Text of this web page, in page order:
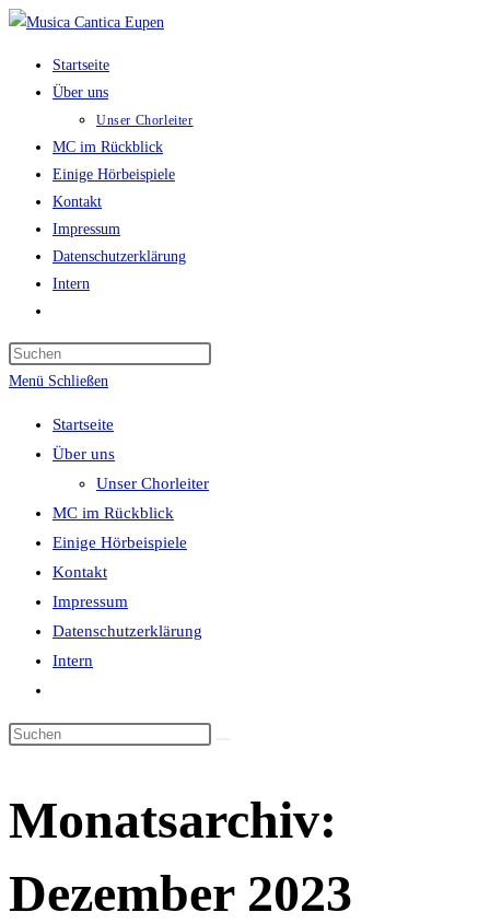
Zum
springen
Startseite
Über uns
Unser Chorleiter
MC im Rückblick
Einige Hörbeispiele
Kontakt
Impressum
Datenschutzerklärung
Intern
umschalten
Menü Schließen
Startseite
Über uns
Unser Chorleiter
MC im Rückblick
Einige Hörbeispiele
Kontakt
Impressum
Datenschutzerklärung
Intern
umschalten
Diese
Monatsarchiv:
Dezember 2023